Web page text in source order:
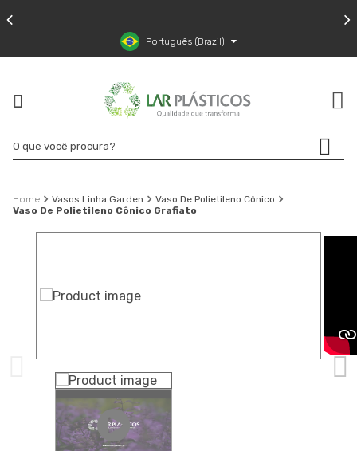
Português (Brazil)
Vasos Linha Garden
Vaso De Polietileno Cônico
Vaso De Polietileno Cônico Grafiato